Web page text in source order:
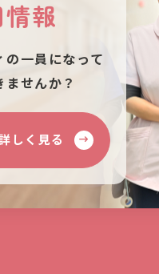
報
の⼀員になって
ませんか？
しく見る